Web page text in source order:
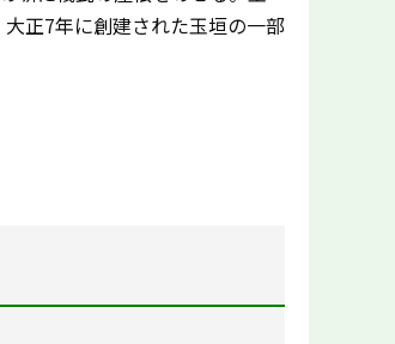
正7年に創建された玉垣の一部